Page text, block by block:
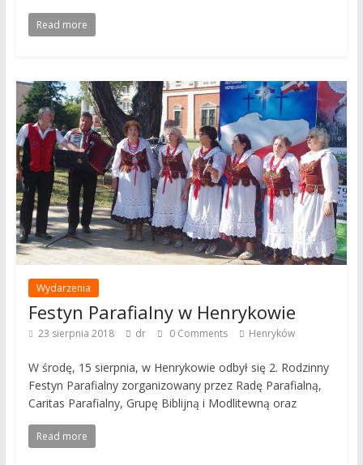
Read more
Wydarzenia
Festyn Parafialny w Henrykowie
23 sierpnia 2018 dr 0 Comments Henryków
W środę, 15 sierpnia, w Henrykowie odbył się 2. Rodzinny
Festyn Parafialny zorganizowany przez Radę Parafialną,
Caritas Parafialny, Grupę Biblijną i Modlitewną oraz
Read more